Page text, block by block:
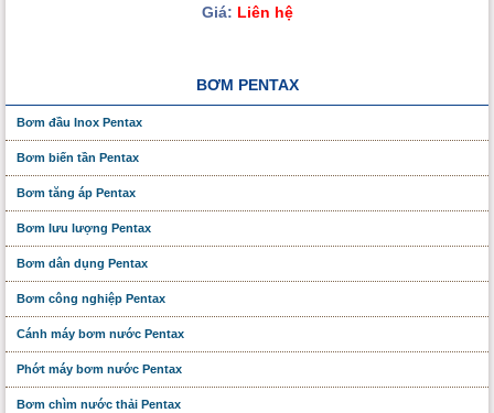
Giá: Liên hệ
BƠM PENTAX
Bơm đầu Inox Pentax
Bơm biến tần Pentax
Bơm tăng áp Pentax
Bơm lưu lượng Pentax
Bơm dân dụng Pentax
Bơm công nghiệp Pentax
Cánh máy bơm nước Pentax
Phớt máy bơm nước Pentax
Bơm chìm nước thải Pentax